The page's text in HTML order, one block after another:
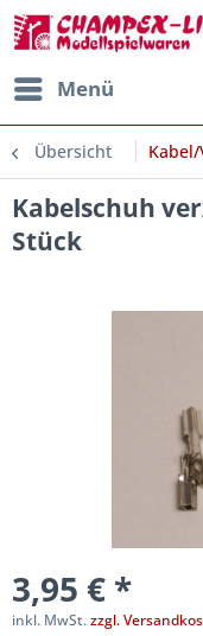
Menü
Übersicht
Kabelschuh
Stück
3,95 € *
inkl. MwSt.zzgl.